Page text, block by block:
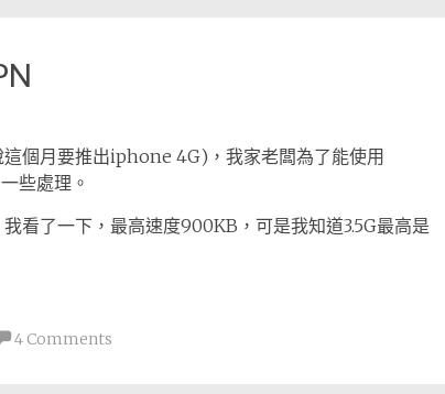
個月要推出iphone 4G)，我家老闆為了能使用
些處理。
了一下，最高速度900KB，可是我知道3.5G最高是
4 Comments